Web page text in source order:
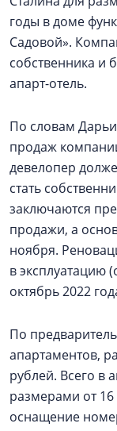
годы в доме
Садовой».
собственника и
апарт-отель.
По словам
продаж
девелопер
стать
заключаются
продажи, а
ноября.
в эксплуатацию
октябрь 2022
По
апартаментов,
рублей. Всего в
размерами от 16
оснащение